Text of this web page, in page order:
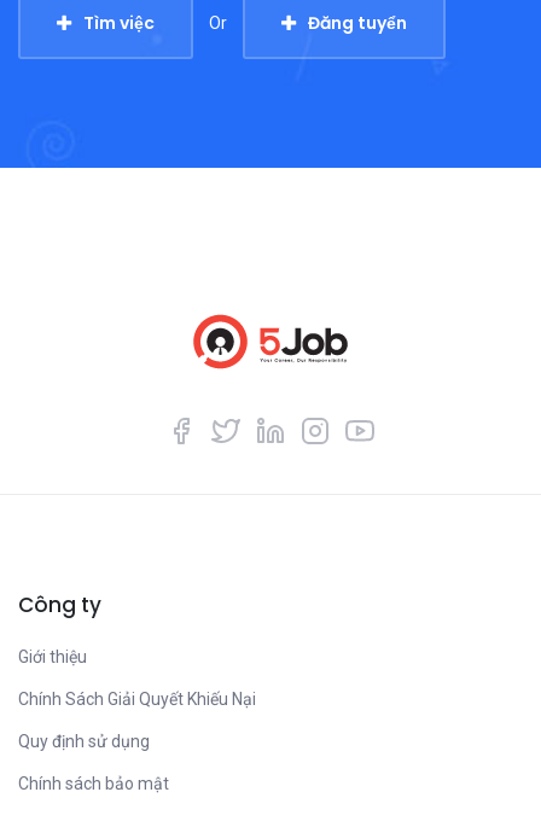
Tìm việc Or Đăng tuyển
Công ty
Giới thiệu
Chính Sách Giải Quyết Khiếu Nại
Quy định sử dụng
Chính sách bảo mật